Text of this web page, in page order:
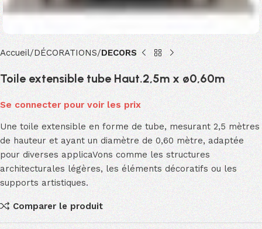
Accueil DÉCORATIONS DECORS
Toile extensible tube Haut.2,5m x ø0,60m
Se connecter pour voir les prix
Une toile extensible en forme de tube, mesurant 2,5 mètres
de hauteur et ayant un diamètre de 0,60 mètre, adaptée
pour diverses applicaVons comme les structures
architecturales légères, les éléments décoratifs ou les
supports artistiques.
Comparer le produit